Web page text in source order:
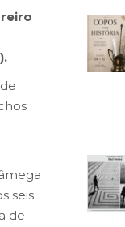
seis
de